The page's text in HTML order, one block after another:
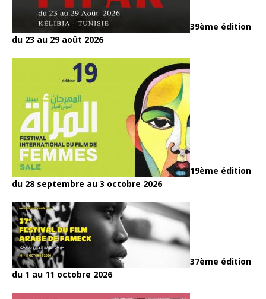
39ème édition
du 23 au 29 août 2026
19ème édition
du 28 septembre au 3 octobre 2026
37ème édition
du 1 au 11 octobre 2026